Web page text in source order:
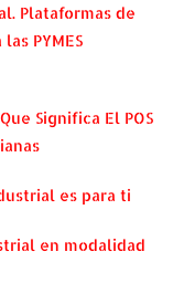
Plataformas de
PYMES
Significa El POS
es para ti
en modalidad